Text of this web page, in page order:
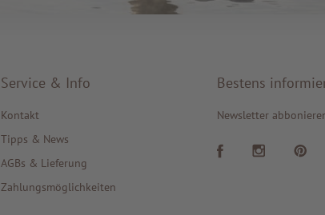
Service & Info
Kontakt
Tipps & News
AGBs & Lieferung
Zahlungsmöglichkeiten
Bestens
Newsletter